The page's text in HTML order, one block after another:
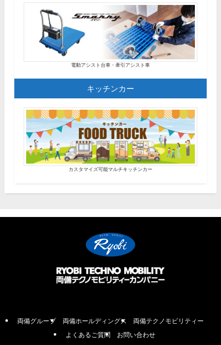
電動アシスト台車・牽引アシスト車
キッチンカー
カスタマイズ可能マルチキッチンカー
両備グループ 両備ホールディングス
両備テクノモビリティー
よくあるご質問
お問い合わせ